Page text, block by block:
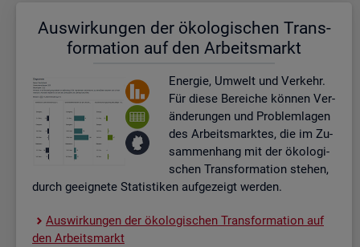
Aus­wir­kun­gen der öko­lo­gi­schen Trans­
for­ma­ti­on auf den Ar­beits­markt
En­er­gie, Um­welt und Ver­kehr.
Für diese Be­rei­che kön­nen Ver­
än­de­run­gen und Pro­blem­la­gen
des Ar­beits­mark­tes, die im Zu­
sam­men­hang mit der öko­lo­gi­
schen Trans­for­ma­ti­on ste­hen,
durch ge­eig­ne­te Sta­tis­ti­ken auf­ge­zeigt wer­den.
Aus­wir­kun­gen der öko­lo­gi­schen Trans­for­ma­ti­on auf
den Ar­beits­markt